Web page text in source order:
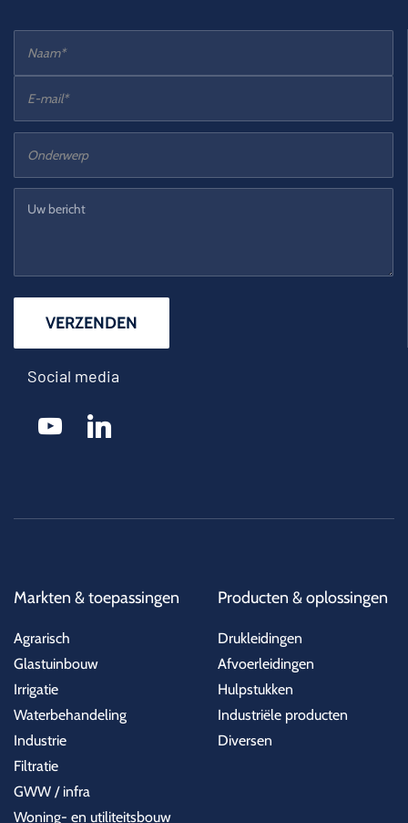
Social media
youtube linkedin
Markten & toepassingen
Agrarisch
Glastuinbouw
Irrigatie
Waterbehandeling
Industrie
Filtratie
GWW / infra
Woning- en utiliteitsbouw
Producten & oplossingen
Drukleidingen
Afvoerleidingen
Hulpstukken
Industriële producten
Diversen